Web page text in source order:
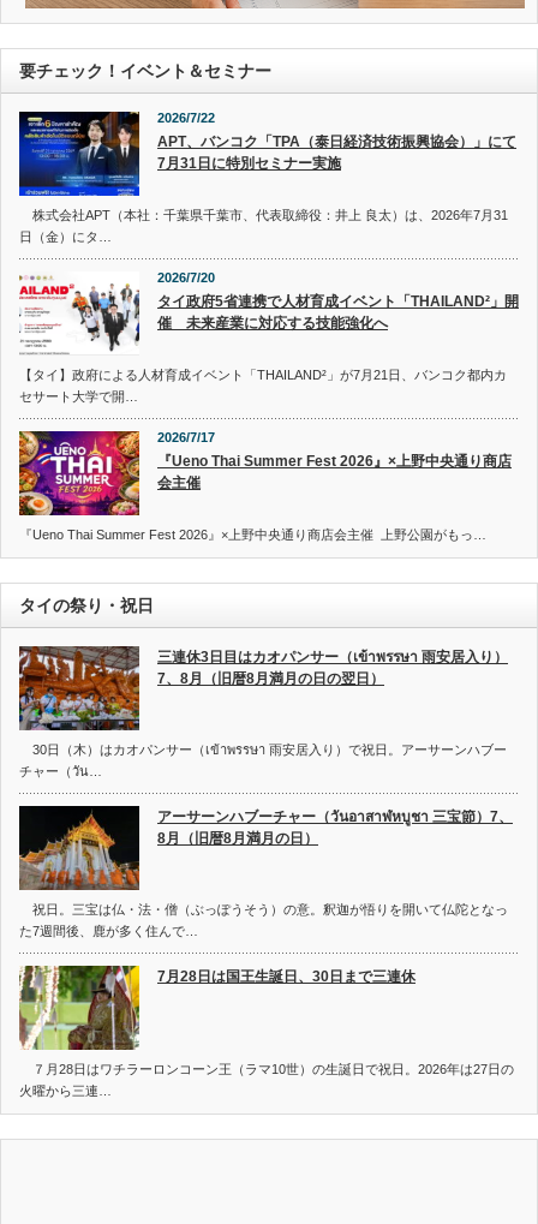
要チェック！イベント＆セミナー
2026/7/22
APT、バンコク「TPA（泰日経済技術振興協会）」にて
7月31日に特別セミナー実施
株式会社APT（本社：千葉県千葉市、代表取締役：井上 良太）は、2026年7月31
日（金）にタ…
2026/7/20
タイ政府5省連携で人材育成イベント「THAILAND²」開
催 未来産業に対応する技能強化へ
【タイ】政府による人材育成イベント「THAILAND²」が7月21日、バンコク都内カ
セサート大学で開…
2026/7/17
『Ueno Thai Summer Fest 2026』×上野中央通り商店
会主催
『Ueno Thai Summer Fest 2026』×上野中央通り商店会主催 上野公園がもっ…
タイの祭り・祝日
三連休3日目はカオパンサー（เข้าพรรษา 雨安居入り）
7、8月（旧暦8月満月の日の翌日）
30日（木）はカオパンサー（เข้าพรรษา 雨安居入り）で祝日。アーサーンハブー
チャー（วัน…
アーサーンハブーチャー（วันอาสาฬหบูชา 三宝節）7、
8月（旧暦8月満月の日）
祝日。三宝は仏・法・僧（ぶっぽうそう）の意。釈迦が悟りを開いて仏陀となっ
た7週間後、鹿が多く住んで…
7月28日は国王生誕日、30日まで三連休
７月28日はワチラーロンコーン王（ラマ10世）の生誕日で祝日。2026年は27日の
火曜から三連…